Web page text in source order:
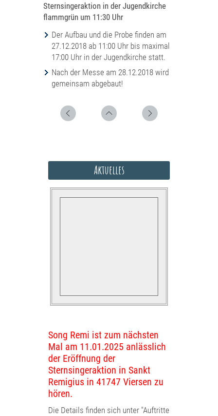
Sternsingeraktion in der Jugendkirche
flammgrün um 11:30 Uhr
Der Aufbau und die Probe finden am
27.12.2018 ab 11:00 Uhr bis maximal
17:00 Uhr in der Jugendkirche statt.
Nach der Messe am 28.12.2018 wird
gemeinsam abgebaut!
Aktuelles
Song Remi ist zum nächsten
Mal am 11.01.2025 anlässlich
der Eröffnung der
Sternsingeraktion in Sankt
Remigius in 41747 Viersen zu
hören.
Die Details finden sich unter "Auftritte